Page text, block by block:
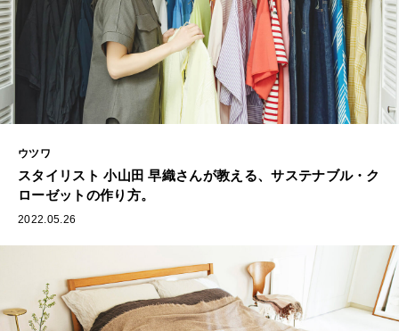
ウツワ
スタイリスト 小山田 早織さんが教える、サステナブル・ク
ローゼットの作り方。
2022.05.26